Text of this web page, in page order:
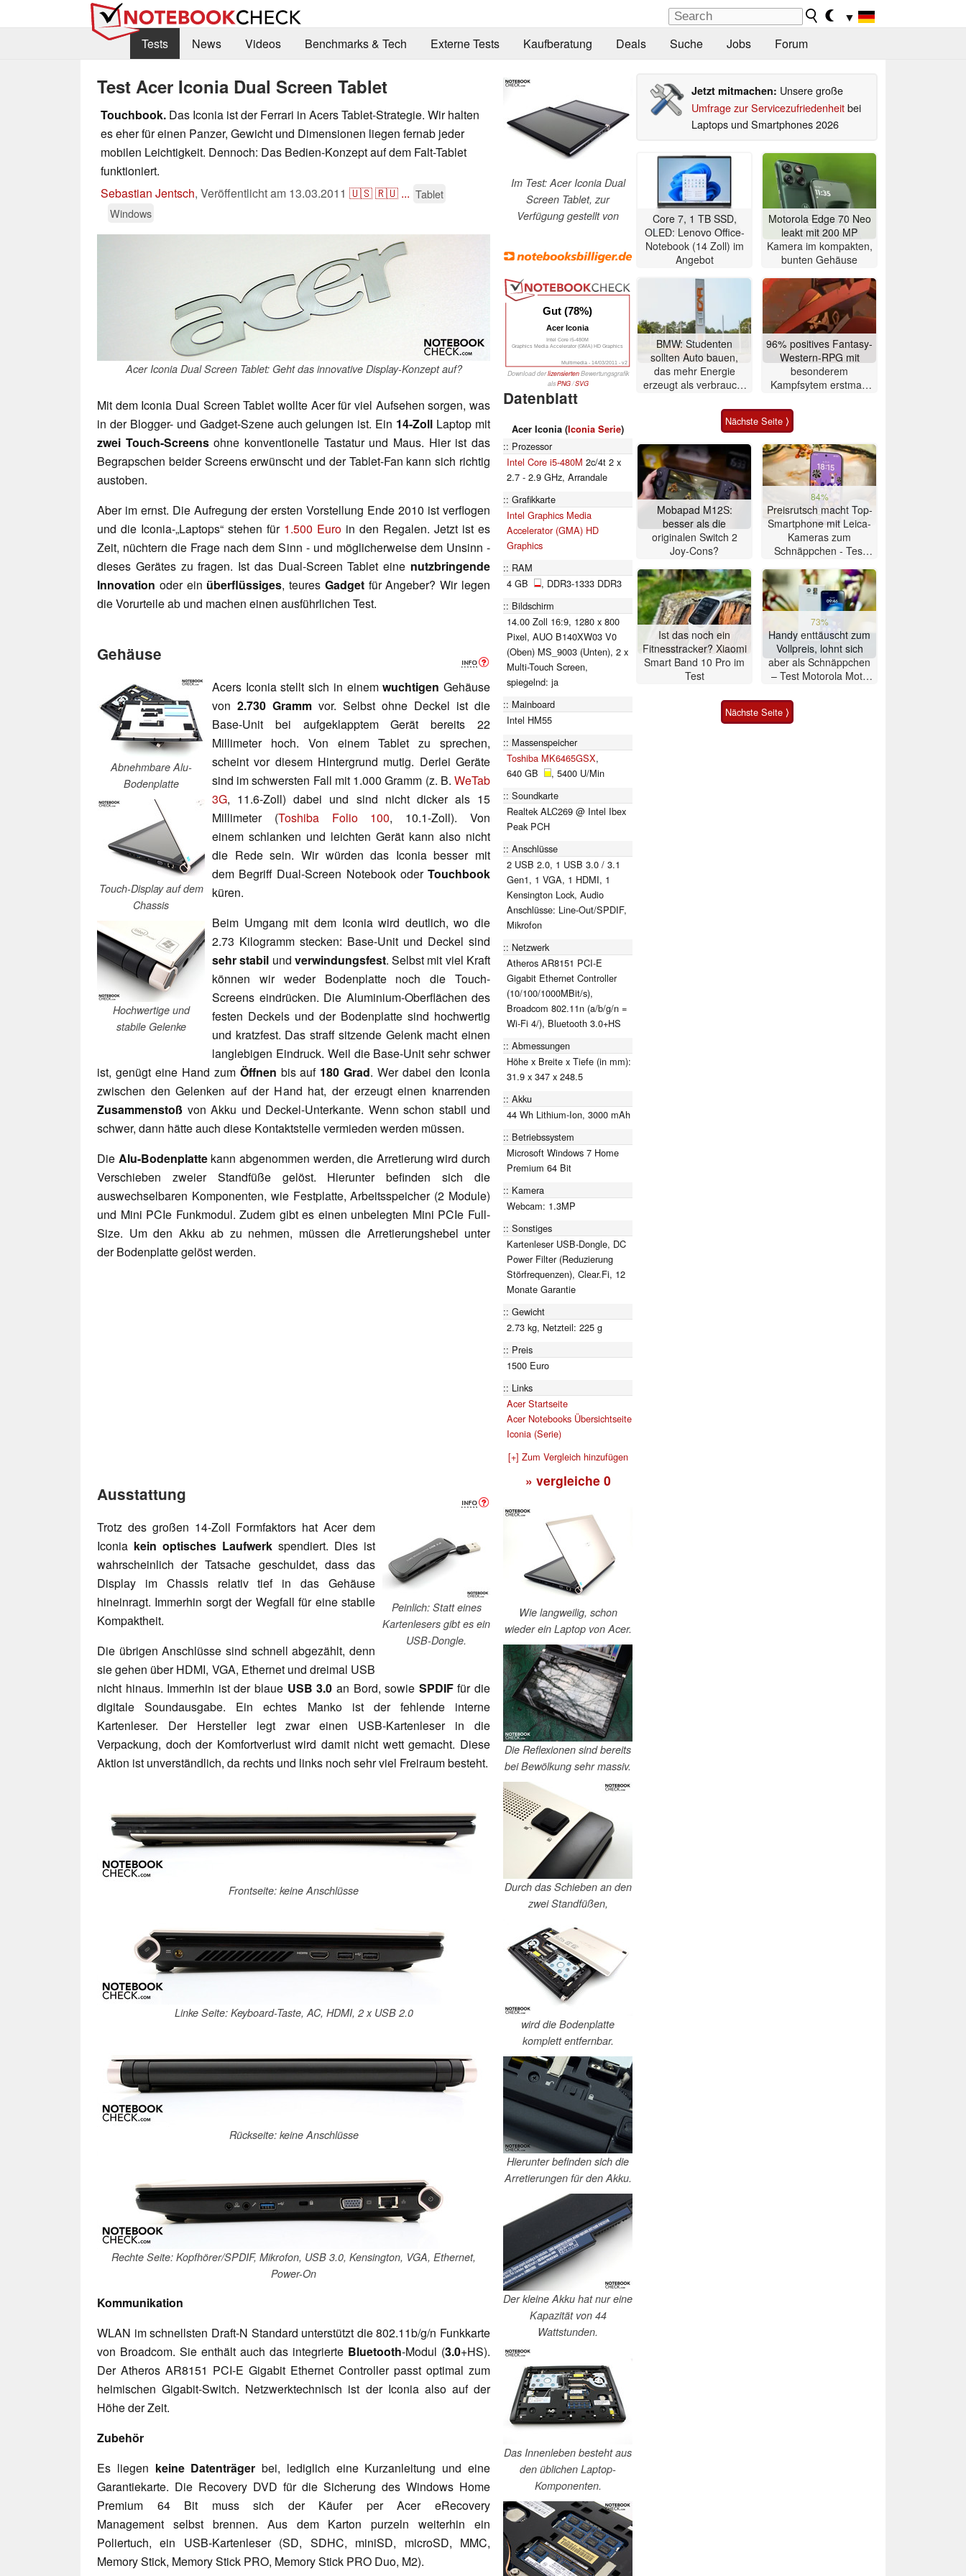
▼
Tests
News Videos Benchmarks & Tech Externe Tests Kaufberatung Deals Suche Jobs Forum
Test Acer Iconia Dual Screen Tablet
Touchbook. Das Iconia ist der Ferrari in Acers Tablet-Strategie. Wir halten
es eher für einen Panzer, Gewicht und Dimensionen liegen fernab jeder
mobilen Leichtigkeit. Dennoch: Das Bedien-Konzept auf dem Falt-Tablet
funktioniert.
Sebastian Jentsch, Veröffentlicht am 13.03.2011 🇺🇸🇷🇺 ... Tablet
Windows
Acer Iconia Dual Screen Tablet: Geht das innovative Display-Konzept auf?
Mit dem Iconia Dual Screen Tablet wollte Acer für viel Aufsehen sorgen, was
in der Blogger- und Gadget-Szene auch gelungen ist. Ein 14-Zoll Laptop mit
zwei Touch-Screensohne konventionelle Tastatur und Maus. Hier ist das
Begrapschen beider Screens erwünscht und der Tablet-Fan kann sich richtig
austoben.
Aber im ernst. Die Aufregung der ersten Vorstellung Ende 2010 ist verflogen
und die Iconia-„Laptops“ stehen für 1.500 Euro in den Regalen. Jetzt ist es
Zeit, nüchtern die Frage nach dem Sinn - und möglicherweise dem Unsinn -
dieses Gerätes zu fragen. Ist das Dual-Screen Tablet eine nutzbringende
Innovation oder ein überflüssiges, teures Gadget für Angeber? Wir legen
die Vorurteile ab und machen einen ausführlichen Test.
Gehäuse
Abnehmbare Alu-
Bodenplatte
Touch-Display auf dem
Chassis
Hochwertige und
stabile Gelenke
Acers Iconia stellt sich in einemwuchtigenGehäuse
von 2.730 Gramm vor. Selbst ohne Deckel ist die
Base-Unit bei aufgeklapptem Gerät bereits 22
Millimeter hoch. Von einem Tablet zu sprechen,
scheint vor diesem Hintergrund mutig. Derlei Geräte
sind im schwersten Fall mit 1.000 Gramm (z. B. WeTab
3G, 11.6-Zoll) dabei und sind nicht dicker als 15
Millimeter (Toshiba Folio 100, 10.1-Zoll). Von
einem schlanken und leichten Gerät kann also nicht
die Rede sein. Wir würden das Iconia besser mit
dem Begriff Dual-Screen Notebook oder Touchbook
küren.
Beim Umgang mit dem Iconia wird deutlich, wo die
2.73 Kilogramm stecken: Base-Unit und Deckel sind
sehr stabil und verwindungsfest. Selbst mit viel Kraft
können wir weder Bodenplatte noch die Touch-
Screens eindrücken. Die Aluminium-Oberflächen des
festen Deckels und der Bodenplatte sind hochwertig
und kratzfest. Das straff sitzende Gelenk macht einen
langlebigen Eindruck. Weil die Base-Unit sehr schwer
ist, genügt eine Hand zum Öffnen bis auf 180 Grad. Wer dabei den Iconia
zwischen den Gelenken auf der Hand hat, der erzeugt einen knarrenden
Zusammenstoß von Akku und Deckel-Unterkante. Wenn schon stabil und
schwer, dann hätte auch diese Kontaktstelle vermieden werden müssen.
Die Alu-Bodenplattekann abgenommen werden, die Arretierung wird durch
Verschieben zweier Standfüße gelöst. Hierunter befinden sich die
auswechselbaren Komponenten, wie Festplatte, Arbeitsspeicher (2 Module)
und Mini PCIe Funkmodul. Zudem gibt es einen unbelegten Mini PCIe Full-
Size. Um den Akku ab zu nehmen, müssen die Arretierungshebel unter
der Bodenplatte gelöst werden.
Ausstattung
Peinlich: Statt eines
Kartenlesers gibt es ein
USB-Dongle.
Trotz des großen 14-Zoll Formfaktors hat Acer dem
Iconia kein optisches Laufwerk spendiert. Dies ist
wahrscheinlich der Tatsache geschuldet, dass das
Display im Chassis relativ tief in das Gehäuse
hineinragt. Immerhin sorgt der Wegfall für eine stabile
Kompaktheit.
Die übrigen Anschlüsse sind schnell abgezählt, denn
sie gehen über HDMI, VGA, Ethernet und dreimal USB
nicht hinaus. Immerhin ist der blaue USB 3.0 an Bord, sowie SPDIFfür die
digitale Soundausgabe. Ein echtes Manko ist der fehlende interne
Kartenleser. Der Hersteller legt zwar einen USB-Kartenleser in die
Verpackung, doch der Komfortverlust wird damit nicht wett gemacht. Diese
Aktion ist unverständlich, da rechts und links noch sehr viel Freiraum besteht.
Frontseite: keine Anschlüsse
Linke Seite: Keyboard-Taste, AC, HDMI, 2 x USB 2.0
Rückseite: keine Anschlüsse
Rechte Seite: Kopfhörer/SPDIF, Mikrofon, USB 3.0, Kensington, VGA, Ethernet,
Power-On
Kommunikation
WLAN im schnellsten Draft-N Standard unterstützt die 802.11b/g/n Funkkarte
von Broadcom. Sie enthält auch das integrierte Bluetooth-Modul (3.0+HS).
Der Atheros AR8151 PCI-E Gigabit Ethernet Controller passt optimal zum
heimischen Gigabit-Switch. Netzwerktechnisch ist der Iconia also auf der
Höhe der Zeit.
Zubehör
Es liegen keine Datenträger bei, lediglich eine Kurzanleitung und eine
Garantiekarte. Die Recovery DVD für die Sicherung des Windows Home
Premium 64 Bit muss sich der Käufer per Acer eRecovery
Management selbst brennen. Aus dem Karton purzeln weiterhin ein
Poliertuch, ein USB-Kartenleser (SD, SDHC, miniSD, microSD, MMC,
Memory Stick, Memory Stick PRO, Memory Stick PRO Duo, M2).
Im Test: Acer Iconia Dual
Screen Tablet, zur
Verfügung gestellt von
Gut (78%)
Acer Iconia
Intel Core i5-480M
Graphics Media Accelerator (GMA) HD Graphics
Multimedia - 14/03/2011 - v2
Download derlizensiertenBewertungsgrafik
alsPNG/SVG
Datenblatt
Acer Iconia (Iconia Serie)
Prozessor
Intel Core i5-480M 2c/4t 2 x
2.7 - 2.9 GHz, Arrandale
Grafikkarte
Intel Graphics Media
Accelerator (GMA) HD
Graphics
RAM
4 GB
, DDR3-1333 DDR3
Bildschirm
14.00 Zoll 16:9, 1280 x 800
Pixel, AUO B140XW03 V0
(Oben) MS_9003 (Unten), 2 x
Multi-Touch Screen,
spiegelnd: ja
Mainboard
Intel HM55
Massenspeicher
Toshiba MK6465GSX,
640 GB
, 5400 U/Min
Soundkarte
Realtek ALC269 @ Intel Ibex
Peak PCH
Anschlüsse
2 USB 2.0, 1 USB 3.0 / 3.1
Gen1, 1 VGA, 1 HDMI, 1
Kensington Lock, Audio
Anschlüsse: Line-Out/SPDIF,
Mikrofon
Netzwerk
Atheros AR8151 PCI-E
Gigabit Ethernet Controller
(10/100/1000MBit/s),
Broadcom 802.11n (a/b/g/n =
Wi-Fi 4/), Bluetooth 3.0+HS
Abmessungen
Höhe x Breite x Tiefe (in mm):
31.9 x 347 x 248.5
Akku
44 Wh Lithium-Ion, 3000 mAh
Betriebssystem
Microsoft Windows 7 Home
Premium 64 Bit
Kamera
Webcam: 1.3MP
Sonstiges
Kartenleser USB-Dongle, DC
Power Filter (Reduzierung
Störfrequenzen), Clear.Fi, 12
Monate Garantie
Gewicht
2.73 kg, Netzteil: 225 g
Preis
1500 Euro
Links
Acer Startseite
Acer Notebooks Übersichtseite
Iconia (Serie)
[+] Zum Vergleich hinzufügen
» vergleiche 0
Wie langweilig, schon
wieder ein Laptop von Acer.
Die Reflexionen sind bereits
bei Bewölkung sehr massiv.
Durch das Schieben an den
zwei Standfüßen,
wird die Bodenplatte
komplett entfernbar.
Hierunter befinden sich die
Arretierungen für den Akku.
Der kleine Akku hat nur eine
Kapazität von 44
Wattstunden.
Das Innenleben besteht aus
den üblichen Laptop-
Komponenten.
Jetzt mitmachen: Unsere große
Umfrage zur Servicezufriedenheitbei
Laptops und Smartphones 2026
Core 7, 1 TB SSD,
OLED: Lenovo Office-
Notebook (14 Zoll) im
Angebot
Motorola Edge 70 Neo
leakt mit 200 MP
Kamera im kompakten,
bunten Gehäuse
BMW: Studenten
sollten Auto bauen,
das mehr Energie
erzeugt als verbraucht
es gelungen
96% positives Fantasy-
Western-RPG mit
besonderem
Kampfsytem erstmals
Nächste Seite ⟩
Mobapad M12S:
besser als die
originalen Switch 2
Joy-Cons?
84%
Preisrutsch macht Top-
Smartphone mit Leica-
Kameras zum
Schnäppchen - Test
Ist das noch ein
Fitnesstracker? Xiaomi
Smart Band 10 Pro im
Test
73%
Handy enttäuscht zum
Vollpreis, lohnt sich
aber als Schnäppchen
– Test Motorola Moto
Nächste Seite ⟩